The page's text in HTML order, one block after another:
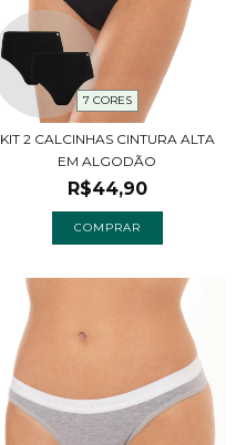
7 CORES
KIT 2 CALCINHAS CINTURA ALTA
EM ALGODÃO
R$44,90
COMPRAR